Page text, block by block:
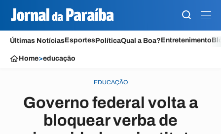
Últimas NotíciasEsportesPolíticaQual a Boa?Entretenimento
Home>educação
EDUCAÇÃO
Governo federal volta a
bloquear verba de